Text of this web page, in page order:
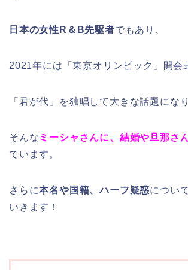
日本の女性R＆B先駆者でもあり、
2021年には「東京オリンピック」開会
「君が代」を独唱して大きな話題にな
そんな ミーシャさんに、結婚や旦那さ
ています。
さらに本名や国籍、ハーフ疑惑につい
いきます！